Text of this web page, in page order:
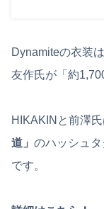
Dynamiteの衣装
友作氏が「約
HIKAKINと前澤
道」 のハッシュ
です。